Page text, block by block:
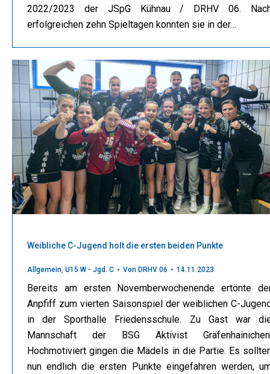
2022/2023 der JSpG Kühnau / DRHV 06.
erfolgreichen zehn Spieltagen konnten sie in der…
Weibliche C-Jugend holt die ersten beiden Punkte
Allgemein, U15 W - Jgd. C Von DRHV 06 14.11.2023
Bereits am ersten Novemberwochenende ertönte
Anpfiff zum vierten Saisonspiel der weiblichen C-
in der Sporthalle Friedensschule. Zu Gast war
Mannschaft der BSG Aktivist
Hochmotiviert gingen die Mädels in die Partie. Es
nun endlich die ersten Punkte eingefahren werden,